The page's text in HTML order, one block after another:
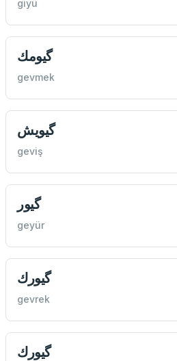
giyü
گیومك
gevmek
گیویش
geviş
گیور
geyür
گیورك
gevrek
گیورك